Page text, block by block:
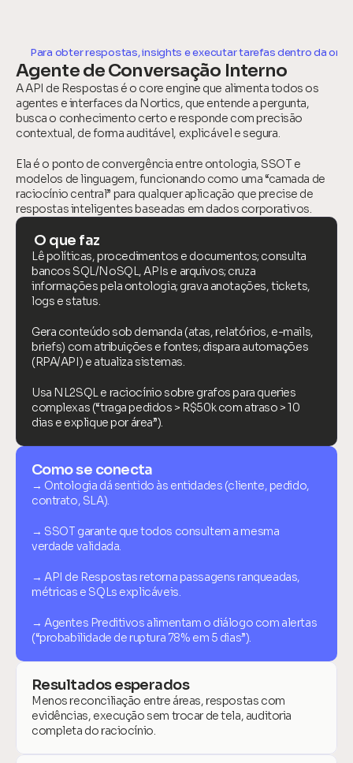
Para obter respostas, insights e executar tarefas dentro da
Agente de Conversação Interno
A API de Respostas é o core engine que alimenta todos os
agentes e interfaces da Nortics, que entende a pergunta,
busca o conhecimento certo e responde com precisão
contextual, de forma auditável, explicável e segura.
Ela é o ponto de convergência entre ontologia, SSOT e
modelos de linguagem, funcionando como uma “camada de
raciocínio central” para qualquer aplicação que precise de
respostas inteligentes baseadas em dados corporativos.
O que faz
Lê políticas, procedimentos e documentos; consulta
bancos SQL/NoSQL, APIs e arquivos; cruza
informações pela ontologia; grava anotações, tickets,
logs e status.
Gera conteúdo sob demanda (atas, relatórios, e-mails,
briefs) com atribuições e fontes; dispara automações
(RPA/API) e atualiza sistemas.
Usa NL2SQL e raciocínio sobre grafos para queries
complexas (“traga pedidos > R$50k com atraso > 10
dias e explique por área”).
Como se conecta
→ Ontologia dá sentido às entidades (cliente, pedido,
contrato, SLA).
→ SSOT garante que todos consultem a mesma
verdade validada.
→ API de Respostas retorna passagens ranqueadas,
métricas e SQLs explicáveis.
→ Agentes Preditivos alimentam o diálogo com alertas
(“probabilidade de ruptura 78% em 5 dias”).
Resultados esperados
Menos reconciliação entre áreas, respostas com
evidências, execução sem trocar de tela, auditoria
completa do raciocínio.